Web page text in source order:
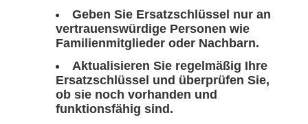
Geben Sie Ersatzschlüssel nur an
vertrauenswürdige Personen wie
Familienmitglieder oder Nachbarn.
Aktualisieren Sie regelmäßig Ihre
Ersatzschlüssel und überprüfen Sie,
ob sie noch vorhanden und
funktionsfähig sind.